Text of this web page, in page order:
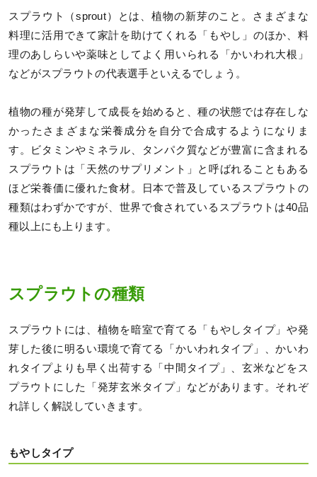
スプラウト（sprout）とは、植物の新芽のこと。さまざまな
料理に活用できて家計を助けてくれる「もやし」のほか、料
理のあしらいや薬味としてよく用いられる「かいわれ大根」
などがスプラウトの代表選手といえるでしょう。
植物の種が発芽して成長を始めると、種の状態では存在しな
かったさまざまな栄養成分を自分で合成するようになりま
す。ビタミンやミネラル、タンパク質などが豊富に含まれる
スプラウトは「天然のサプリメント」と呼ばれることもある
ほど栄養価に優れた食材。日本で普及しているスプラウトの
種類はわずかですが、世界で食されているスプラウトは40品
種以上にも上ります。
スプラウトの種類
スプラウトには、植物を暗室で育てる「もやしタイプ」や発
芽した後に明るい環境で育てる「かいわれタイプ」、かいわ
れタイプよりも早く出荷する「中間タイプ」、玄米などをス
プラウトにした「発芽玄米タイプ」などがあります。それぞ
れ詳しく解説していきます。
もやしタイプ